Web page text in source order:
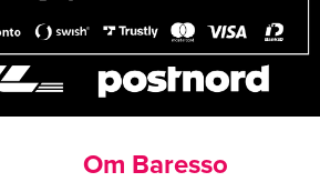
Om Baresso